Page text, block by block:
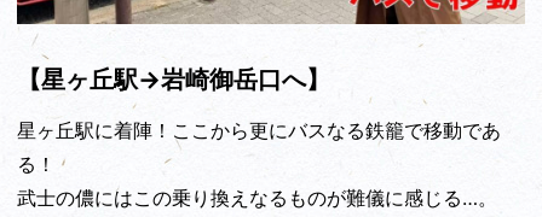
【星ヶ丘駅→岩崎御岳口へ】
星ヶ丘駅に着陣！ここから更にバスなる鉄籠で移動であ
る！
武士の儂にはこの乗り換えなるものが難儀に感じる…。